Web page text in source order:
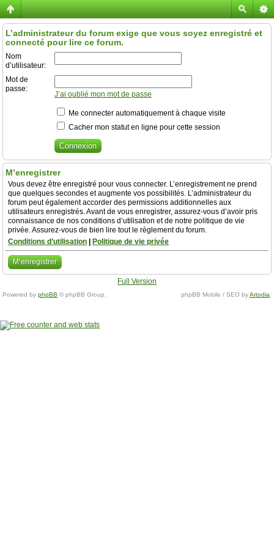
L’administrateur du forum exige que vous soyez enregistré et
connecté pour lire ce forum.
Nom
d’utilisateur:
Mot de
passe:
J’ai oublié mon mot de passe
Me connecter automatiquement à chaque visite
Cacher mon statut en ligne pour cette session
M’enregistrer
Vous devez être enregistré pour vous connecter. L’enregistrement ne prend
que quelques secondes et augmente vos possibilités. L’administrateur du
forum peut également accorder des permissions additionnelles aux
utilisateurs enregistrés. Avant de vous enregistrer, assurez-vous d’avoir pris
connaissance de nos conditions d’utilisation et de notre politique de vie
privée. Assurez-vous de bien lire tout le règlement du forum.
Conditions d’utilisation
Politique de vie privée
M’enregistrer
Full Version
Powered by phpBB © phpBB Group. phpBB Mobile / SEO byArtodia